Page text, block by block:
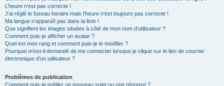
L’heure n’est pas correcte !
J’ai réglé le fuseau horaire mais l’heure n’est toujours pas correcte !
Ma langue n’apparaît pas dans la liste !
Que signifient les images situées à côté de mon nom d’utilisateur ?
Comment puis-je afficher un avatar ?
Quel est mon rang et comment puis-je le modifier ?
Pourquoi m’est-il demandé de me connecter lorsque je clique sur le lien de courrier
électronique d’un utilisateur ?
Problèmes de publication
Comment puis-je publier un nouveau sujet ou une réponse ?